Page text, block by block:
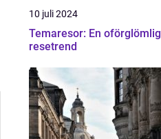
10 juli 2024
Temaresor: En oförglömlig
resetrend